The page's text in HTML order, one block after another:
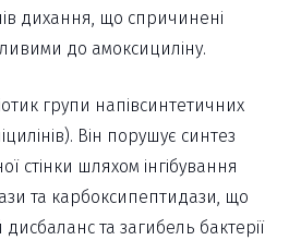
дихання, що спричинені
до амоксициліну.
групи напівсинтетичних
Він порушує синтез
стінки шляхом інгібування
та карбоксипептидази, що
та загибель бактерії